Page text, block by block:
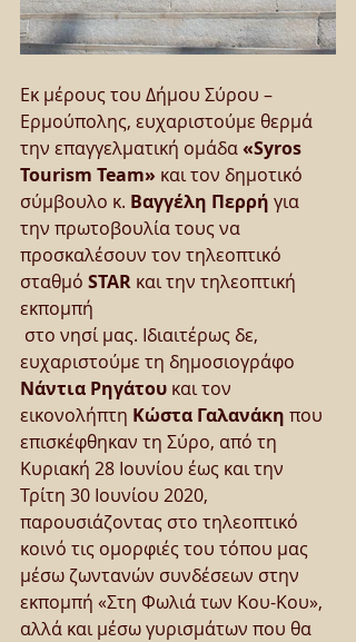
Εκ μέρους του Δήμου Σύρου –
Ερμούπολης, ευχαριστούμε θερμά
την επαγγελματική ομάδα «Syros
Tourism Team» και τον δημοτικό
σύμβουλο κ. Βαγγέλη Περρή για
την πρωτοβουλία τους να
προσκαλέσουν τον τηλεοπτικό
σταθμό STAR και την τηλεοπτική
εκπομπή
ευχαριστούμε τη δημοσιογράφο
Νάντια Ρηγάτου και τον
εικονολήπτη Κώστα Γαλανάκη που
επισκέφθηκαν τη Σύρο, από τη
Κυριακή 28 Ιουνίου έως και την
Τρίτη 30 Ιουνίου 2020,
παρουσιάζοντας στο τηλεοπτικό
κοινό τις ομορφιές του τόπου μας
μέσω ζωντανών συνδέσεων στην
εκπομπή «Στη Φωλιά των Κου-Κου»,
αλλά και μέσω γυρισμάτων που θα